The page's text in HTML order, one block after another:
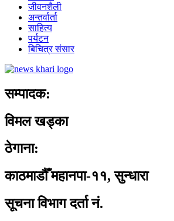
जीवनशैली
अन्तर्वार्ता
साहित्य
पर्यटन
बिचित्र संसार
सम्पादक:
विमल खड्का
ठेगाना:
काठमाडौँ महानपा-११, सुन्धारा
सूचना विभाग दर्ता नं.